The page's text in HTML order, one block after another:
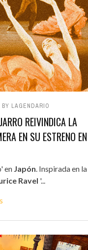
BY LAGENDARIO
REIVINDICA LA
EN SU ESTRENO EN
en Japón. Inspirada en la
Ravel '...